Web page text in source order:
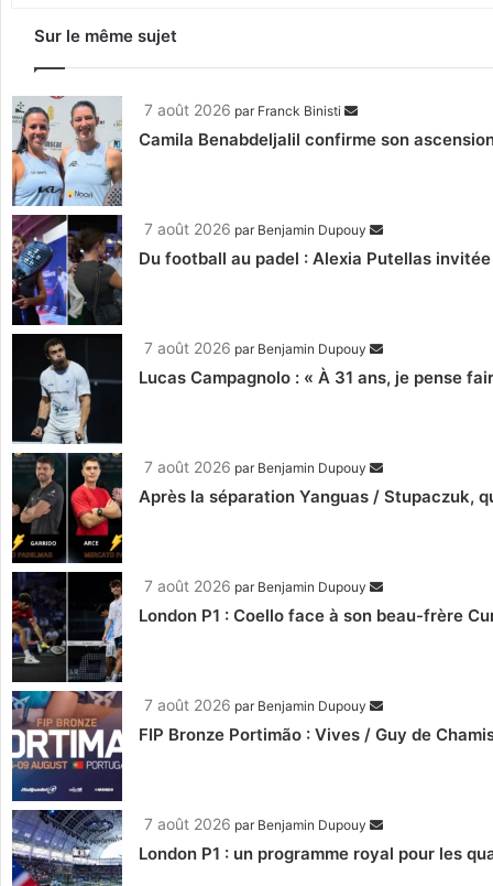
Sur le même sujet
7 août 2026 par Franck Binisti
Camila Benabdeljalil confirme son
7 août 2026 par Benjamin Dupouy
Du football au padel : Alexia Putellas
7 août 2026 par Benjamin Dupouy
Lucas Campagnolo : « À 31 ans, je pense
7 août 2026 par Benjamin Dupouy
Après la séparation Yanguas / Stupaczuk,
7 août 2026 par Benjamin Dupouy
London P1 : Coello face à son beau-frère
7 août 2026 par Benjamin Dupouy
FIP Bronze Portimão : Vives / Guy de
7 août 2026 par Benjamin Dupouy
London P1 : un programme royal pour les